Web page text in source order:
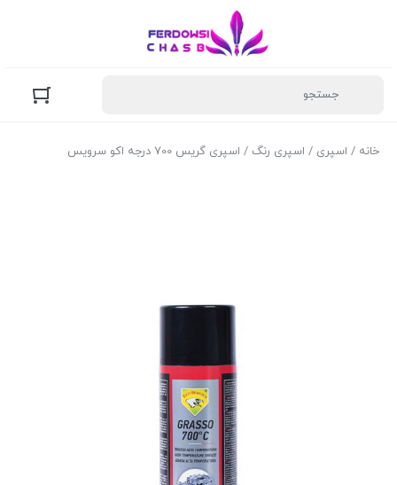
خانه / اسپری / اسپری رنگ / اسپری گریس 700 درجه اکو سرویس